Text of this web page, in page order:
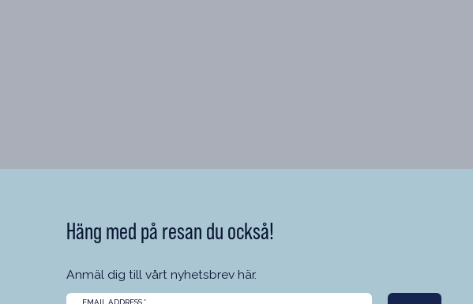
Häng med på resan du också!
Anmäl dig till vårt nyhetsbrev här.
EMAIL ADDRESS*